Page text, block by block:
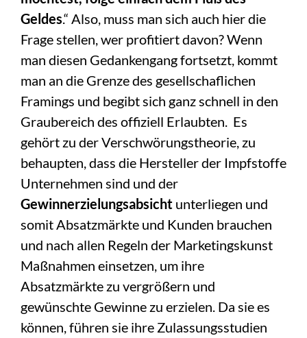
Geldes.“ Also, muss man sich auch hier die
Frage stellen, wer profitiert davon? Wenn
man diesen Gedankengang fortsetzt, kommt
man an die Grenze des gesellschaflichen
Framings und begibt sich ganz schnell in den
Graubereich des offiziell Erlaubten. Es
gehört zu der Verschwörungstheorie, zu
behaupten, dass die Hersteller der Impfstoffe
Unternehmen sind und der
Gewinnerzielungsabsicht unterliegen und
somit Absatzmärkte und Kunden brauchen
und nach allen Regeln der Marketingskunst
Maßnahmen einsetzen, um ihre
Absatzmärkte zu vergrößern und
gewünschte Gewinne zu erzielen. Da sie es
können, führen sie ihre Zulassungsstudien